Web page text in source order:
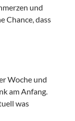
und
Chance, dass
Woche und
am Anfang.
was